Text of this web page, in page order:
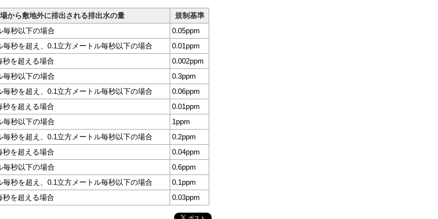
から敷地外に排出される排出水の量
規制基準
毎秒以下の場合
0.05ppm
毎秒を超え、0.1立方メートル毎秒以下の場合
0.01ppm
秒を超える場合
0.002ppm
毎秒以下の場合
0.3ppm
毎秒を超え、0.1立方メートル毎秒以下の場合
0.06ppm
秒を超える場合
0.01ppm
毎秒以下の場合
1ppm
毎秒を超え、0.1立方メートル毎秒以下の場合
0.2ppm
秒を超える場合
0.04ppm
毎秒以下の場合
0.6ppm
毎秒を超え、0.1立方メートル毎秒以下の場合
0.1ppm
秒を超える場合
0.03ppm